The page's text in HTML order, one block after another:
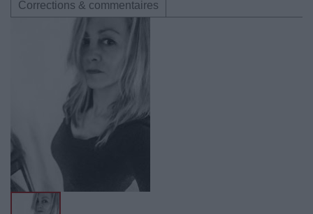
Corrections & commentaires